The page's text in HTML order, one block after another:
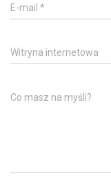
E-mail *
Witryna internetowa
Co masz na myśli?